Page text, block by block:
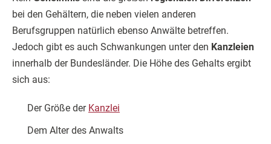
bei den Gehältern, die neben vielen anderen
Berufsgruppen natürlich ebenso Anwälte betreffen.
Jedoch gibt es auch Schwankungen unter den Kanzleien
innerhalb der Bundesländer. Die Höhe des Gehalts ergibt
sich aus:
Der Größe der Kanzlei
Dem Alter des Anwalts